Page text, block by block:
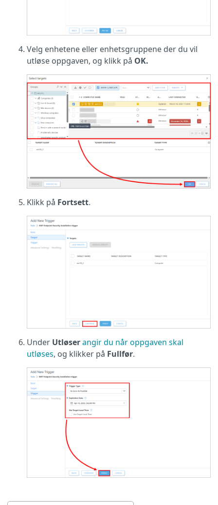
Velg enhetene eller enhetsgruppene der du vil
utløse oppgaven, og klikk på OK.
Klikk på Fortsett.
Under Utløserangir du når oppgaven skal
utløses, og klikker på Fullfør.